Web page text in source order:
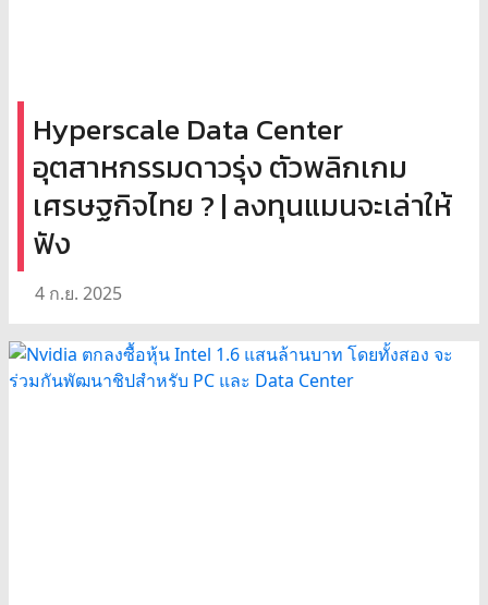
Hyperscale Data Center
อุตสาหกรรมดาวรุ่ง ตัวพลิกเกม
เศรษฐกิจไทย ? | ลงทุนแมนจะเล่าให้
ฟัง
4 ก.ย. 2025